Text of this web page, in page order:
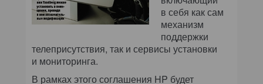
в себя как сам
механизм
поддержки
телеприсутствия, так и сервисы установки
и мониторинга.
В рамках этого соглашения HP будет